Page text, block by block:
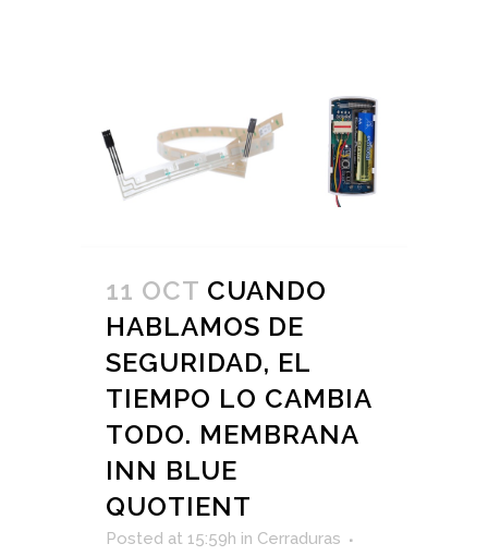
11 OCT CUANDO
HABLAMOS DE
SEGURIDAD, EL
TIEMPO LO CAMBIA
TODO. MEMBRANA
INN BLUE
QUOTIENT
Posted at 15:59h in Cerraduras